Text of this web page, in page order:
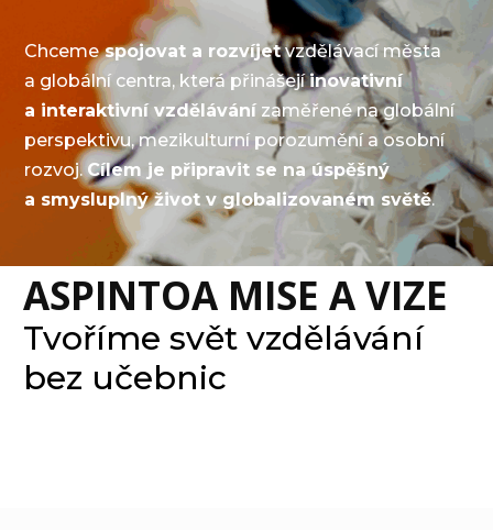
Chcemespojovat a rozvíjetvzdělávací města
a globální centra, která přinášejíinovativní
a interaktivní vzdělávání zaměřené na globální
perspektivu, mezikulturní porozumění a osobní
rozvoj. Cílem je připravit se na úspěšný
a smysluplný život v globalizovaném světě.
ASPINTOA MISE A VIZE
Tvoříme svět vzdělávání
bez učebnic